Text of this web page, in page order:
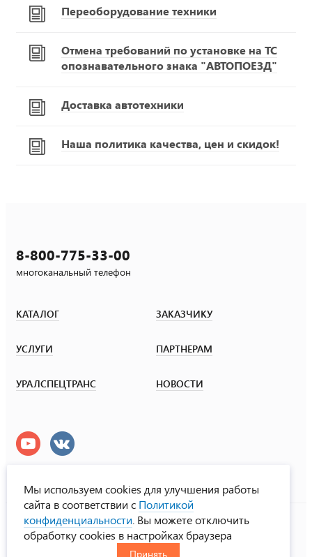
Переоборудование техники
Отмена требований по установке на ТС
опознавательного знака "АВТОПОЕЗД"
Доставка автотехники
Наша политика качества, цен и скидок!
8-800-775-33-00
многоканальный телефон
КАТАЛОГ ЗАКАЗЧИКУ
УСЛУГИ ПАРТНЕРАМ
УРАЛСПЕЦТРАНС НОВОСТИ
УралСпецТранс
© ООО «Урал СТ», 2000-2026
Политика конфиденциальности
Мы используем cookies для улучшения работы
сайта в соответствии с Политикой
конфиденциальности . Вы можете отключить
обработку cookies в настройках браузера
Принять